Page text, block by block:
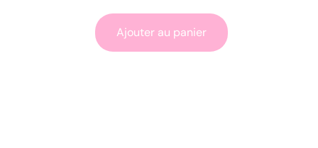
Ajouter au panier